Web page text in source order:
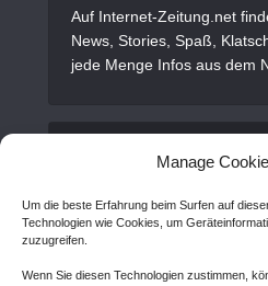
Manage
Um die beste Erfahrung beim Surfen auf
Technologien wie Cookies, um
zuzugreifen.
Wenn Sie diesen Technologien zustimmen,
Auf Internet-Zeitung.net
News, Stories, Spaß,
jede Menge Infos aus dem
Alles
Gastartikel